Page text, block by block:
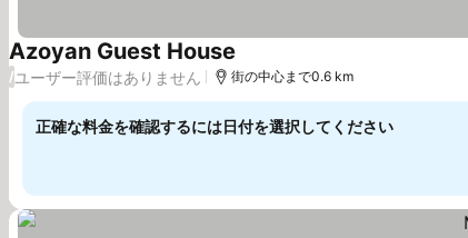
Azoyan Guest House
/ユーザー評価はありません 街の中心まで0.6 km
正確な料金を確認するには日付を選択してください